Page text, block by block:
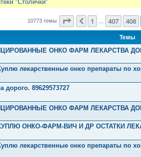
"Столички"
10773 темы Страница 409из 431
Пред.
1 407 408
Темы
ОНКО ФАРМ ЛЕКАРСТВА
лекарственные онко препараты по
дорого. 89629573727
ОНКО ФАРМ ЛЕКАРСТВА
КУПЛЮ ОНКО-ФАРМ-ВИЧ И ДР ОСТАТКИ
лекарственные онко препараты по